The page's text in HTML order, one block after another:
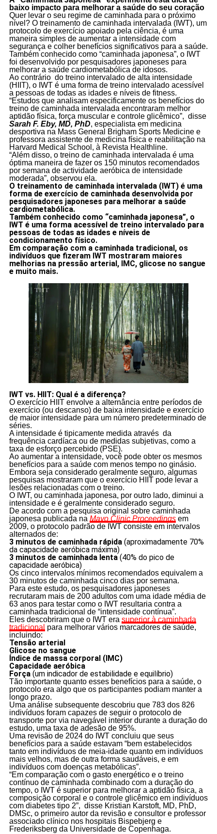
baixo impacto para melhorar a saúde do seu coração
Quer levar o seu regime de caminhada para o próximo
nível? O treinamento de caminhada intervalada (IWT), um
protocolo de exercício apoiado pela ciência, é uma
maneira simples de aumentar a intensidade com
segurança e colher benefícios significativos para a saúde.
Também conhecido como “caminhada japonesa”, o IWT
foi desenvolvido por pesquisadores japoneses para
melhorar a saúde cardiometabólica de idosos.
Ao contrário do treino intervalado de alta intensidade
(HIIT), o IWT é uma forma de treino intervalado acessível
a pessoas de todas as idades e níveis de fitness.
“Estudos que analisam especificamente os benefícios do
treino de caminhada intervalada encontraram melhor
aptidão física, força muscular e controle glicêmico”, disse
Sarah F. Eby, MD, PhD, especialista em medicina
desportiva na Mass General Brigham Sports Medicine e
professora assistente de medicina física e reabilitação na
Harvard Medical School, à Revista Healthline.
“Além disso, o treino de caminhada intervalada é uma
óptima maneira de fazer os 150 minutos recomendados
por semana de actividade aeróbica de intensidade
moderada”, observou ela.
O treinamento de caminhada intervalada (IWT) é uma
forma de exercício de caminhada desenvolvida por
pesquisadores japoneses para melhorar a saúde
cardiometabólica.
Também conhecido como “caminhada japonesa”, o
IWT é uma forma acessível de treino intervalado para
pessoas de todas as idades e níveis de
condicionamento físico.
Em comparação com a caminhada tradicional, os
indivíduos que fizeram IWT mostraram maiores
melhorias na pressão arterial, IMC, glicose no sangue
e muito mais.
IWT vs. HIIT: Qual é a diferença?
O exercício HIIT envolve a alternância entre períodos de
exercício (ou descanso) de baixa intensidade e exercício
de maior intensidade para um número predeterminado de
séries.
A intensidade é tipicamente medida através da
frequência cardíaca ou de medidas subjetivas, como a
taxa de esforço percebido (PSE).
Ao aumentar a intensidade, você pode obter os mesmos
benefícios para a saúde com menos tempo no ginásio.
Embora seja considerado geralmente seguro, algumas
pesquisas mostraram que o exercício HIIT pode levar a
lesões relacionadas com o treino.
O IWT, ou caminhada japonesa, por outro lado, diminui a
intensidade e é geralmente considerado seguro.
De acordo com a pesquisa original sobre caminhada
japonesa publicada na Mayo Clinic Proceedingsem
2009, o protocolo padrão de IWT consiste em intervalos
alternados de:
3 minutos de caminhada rápida(aproximadamente 70%
da capacidade aeróbica máxima)
3 minutos de caminhada lenta(40% do pico de
capacidade aeróbica)
Os cinco intervalos mínimos recomendados equivalem a
30 minutos de caminhada cinco dias por semana.
Para este estudo, os pesquisadores japoneses
recrutaram mais de 200 adultos com uma idade média de
63 anos para testar como o IWT resultaria contra a
caminhada tradicional de “intensidade contínua”.
Eles descobriram que o IWT era superior à caminhada
tradicional para melhorar vários marcadores de saúde,
incluindo:
Tensão arterial
Glicose no sangue
Índice de massa corporal (IMC)
Capacidade aeróbica
Força (um indicador de estabilidade e equilíbrio)
Tão importante quanto esses benefícios para a saúde, o
protocolo era algo que os participantes podiam manter a
longo prazo.
Uma análise subsequente descobriu que 783 dos 826
indivíduos foram capazes de seguir o protocolo de
transporte por via navegável interior durante a duração do
estudo, uma taxa de adesão de 95%.
Uma revisão de 2024 do IWT concluiu que seus
benefícios para a saúde estavam “bem estabelecidos
tanto em indivíduos de meia-idade quanto em indivíduos
mais velhos, mas de outra forma saudáveis, e em
indivíduos com doenças metabólicas”.
“Em comparação com o gasto energético e o treino
contínuo de caminhada combinado com a duração do
tempo, o IWT é superior para melhorar a aptidão física, a
composição corporal e o controle glicêmico em indivíduos
com diabetes tipo 2”, disse Kristian Karstoft, MD, PhD,
DMSc, o primeiro autor da revisão e consultor e professor
associado clínico nos hospitais Bispebjerg e
Frederiksberg da Universidade de Copenhaga.